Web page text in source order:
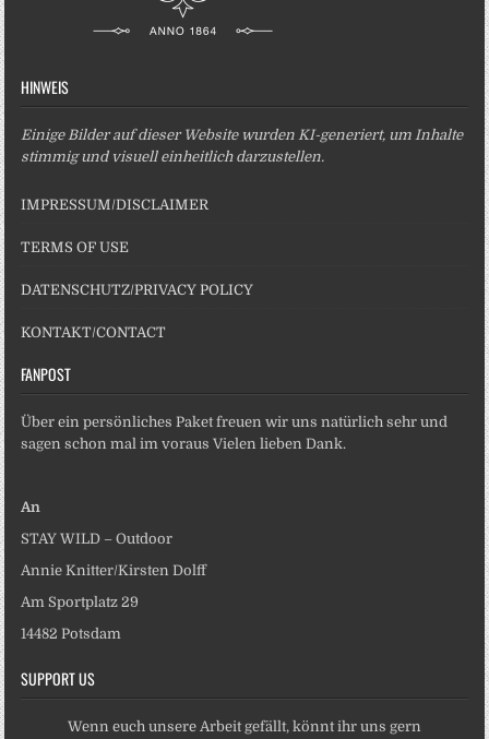
HINWEIS
Einige Bilder auf dieser Website wurden KI-generiert, um Inhalte
stimmig und visuell einheitlich darzustellen.
IMPRESSUM/DISCLAIMER
TERMS OF USE
DATENSCHUTZ/PRIVACY POLICY
KONTAKT/CONTACT
FANPOST
Über ein persönliches Paket freuen wir uns natürlich sehr und
sagen schon mal im voraus Vielen lieben Dank.
An
STAY WILD – Outdoor
Annie Knitter/Kirsten Dolff
Am Sportplatz 29
14482 Potsdam
SUPPORT US
Wenn euch unsere Arbeit gefällt, könnt ihr uns gern